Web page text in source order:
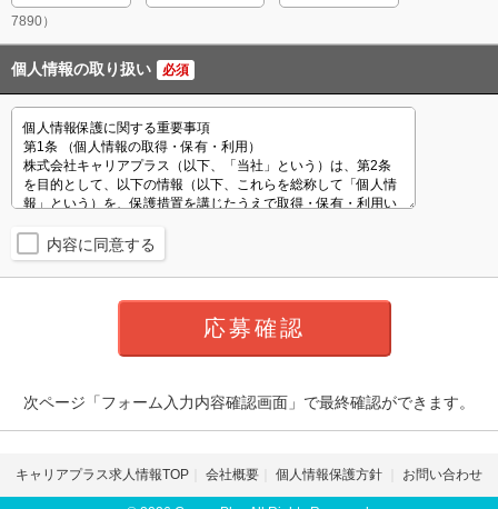
7890）
個人情報の取り扱い 必須
内容に同意する
次ページ「フォーム入力内容確認画面」で最終確認ができます。
キャリアプラス求人情報TOP 会社概要 個人情報保護方針 お問い合わせ